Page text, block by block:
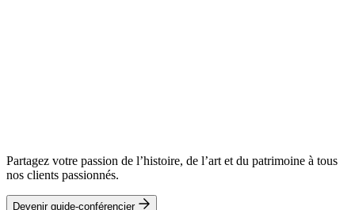
Partagez votre passion de l’histoire, de l’art et du patrimoine à tous
nos clients passionnés.
Devenir guide-conférencier